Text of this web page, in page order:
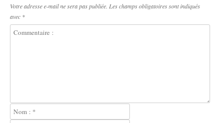
Votre adresse e-mail ne sera pas publiée. Les champs obligatoires sont indiqués
avec *